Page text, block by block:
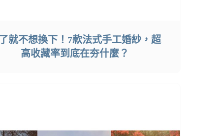
就不想換下！7款法式手工婚紗，超
高收藏率到底在夯什麼？